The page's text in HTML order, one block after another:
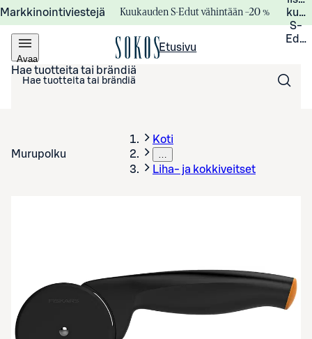
Markkinointiviestejä Kuukauden S-Edut vähintään –20 %
S-
Avaa
valikko
Etusivu
Hae tuotteita tai brändiä
Murupolku
Koti
…
Liha- ja kokkiveitset
Avaa tuotekuva suurennettuna